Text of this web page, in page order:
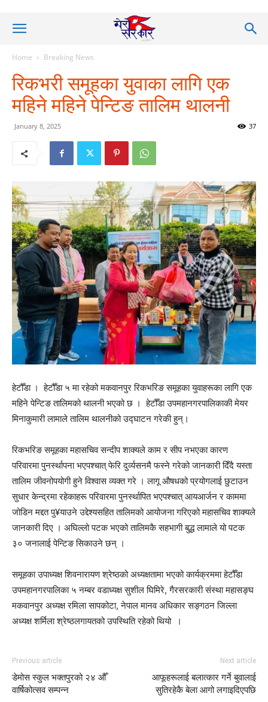
Home Breaking News
रिकभरी समूहका युवाका लागि एक
महिने महिने पेन्टिङ तालिम थालनी
January 8, 2025 37
हेटौँडा । हेटौँडा ५ मा रहेको मकवानपुर रिकभरिङ समूहका युवाहरूका लागि एक
महिने पेन्टिङ तालिमको थालनी भएको छ । हेटौँडा उपमहानगरपालिकाकी मेयर
मिनाकुमारी लामाले तालिम थालनीको उद्घाटन गरेकी हुन्।
रिकभरिङ समूहका महासचिव सन्दीप शाक्यले काम र सीप नभएका कारण
परिवारमा पुनर्स्थापना भएपश्चात् फेरि दुर्व्यसनमै फस्ने गरेको जानकारी दिँदै यस्ता
तालिम जीवनोपयोगी हुने विश्वास व्यक्त गरे । लागू औषधको प्रयोगलाई छुटाउन
सुधार केन्द्रमा रहेकाहरू परिवारमा पुनर्स्थापित भएपश्चात् आयआर्जन र काममा
जोडिन मद्दत पु¥याउने उद्देश्यसहित तालिमको आयोजना गरिएको महासचिव शाक्यले
जानकारी दिए । अघिल्लो पटक भएको तालिमकै सहभागी बुद्ध लामाले यो पटक
३० जनालाई पेन्टिङ सिकाउने छन् ।
समूहका उपाध्यक्ष शिवनारायण श्रेष्ठको अध्यक्षतामा भएको कार्यक्रममा हेटौँडा
उपमहानगरपालिका ५ नम्बर वडाध्यक्ष सुशील घिमिरे, गैरसरकारी संस्था महासङ्घ
मकवानपुर अध्यक्ष रमिला सापकोटा, नेपाल मानव अधिकार सङ्गठन जिल्ला
अध्यक्ष शर्मिला श्रेष्ठलगायतको उपस्थिति रहेको थियो ।
Previous article
डेमोस स्कुल भक्तपुरको २४ औँ
वार्षिकोत्सव सम्पन्न
Next article
आफूहरूलाई बलात्कार गर्ने बुवालाई
सुतिरहेकै बेला आगो लगाइदिएपछि